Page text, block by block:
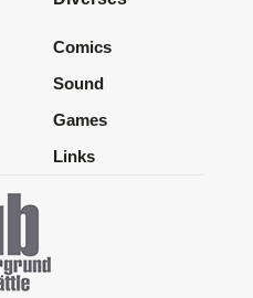
Comics
Sound
Games
Links